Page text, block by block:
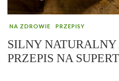
NA ZDROWIE PRZEPISY
SILNY
PRZEPIS NA